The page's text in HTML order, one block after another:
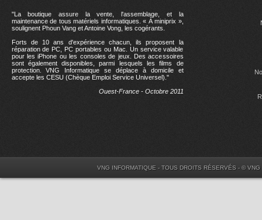
"La boutique assure la vente, l'assemblage, et la
maintenance de tous matériels informatiques. « À miniprix »,
soulignent Phoun Vang et Antoine Vong, les cogérants.
Forts de 10 ans d'expérience chacun, ils proposent la
réparation de PC, PC portables ou Mac. Un service valable
pour les iPhone ou les consoles de jeux. Des accessoires
sont également disponibles, parmi lesquels les films de
protection. VNG Informatique se déplace à domicile et
accepte les CESU (Chèque Emploi Service Universel)."
Ouest-France - Octobre 2011
VNG INFORMATIQUE - TOUS DROITS RÉSERVÉS - ©